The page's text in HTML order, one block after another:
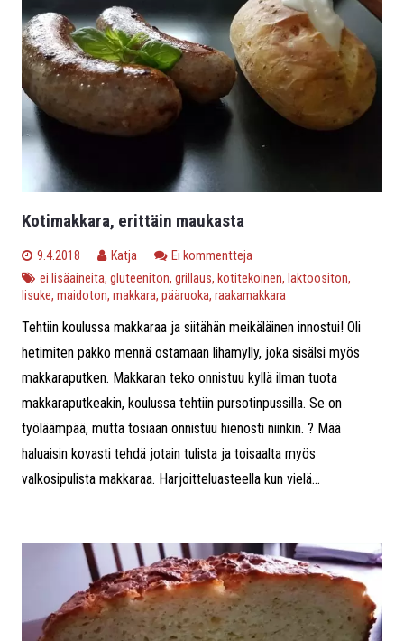
Kotimakkara, erittäin maukasta
9.4.2018 Katja
Ei kommentteja
ei lisäaineita, gluteeniton, grillaus, kotitekoinen, laktoositon,
lisuke, maidoton, makkara, pääruoka, raakamakkara
Tehtiin koulussa makkaraa ja siitähän meikäläinen innostui! Oli
hetimiten pakko mennä ostamaan lihamylly, joka sisälsi myös
makkaraputken. Makkaran teko onnistuu kyllä ilman tuota
makkaraputkeakin, koulussa tehtiin pursotinpussilla. Se on
työläämpää, mutta tosiaan onnistuu hienosti niinkin. ? Mää
haluaisin kovasti tehdä jotain tulista ja toisaalta myös
valkosipulista makkaraa. Harjoitteluasteella kun vielä...